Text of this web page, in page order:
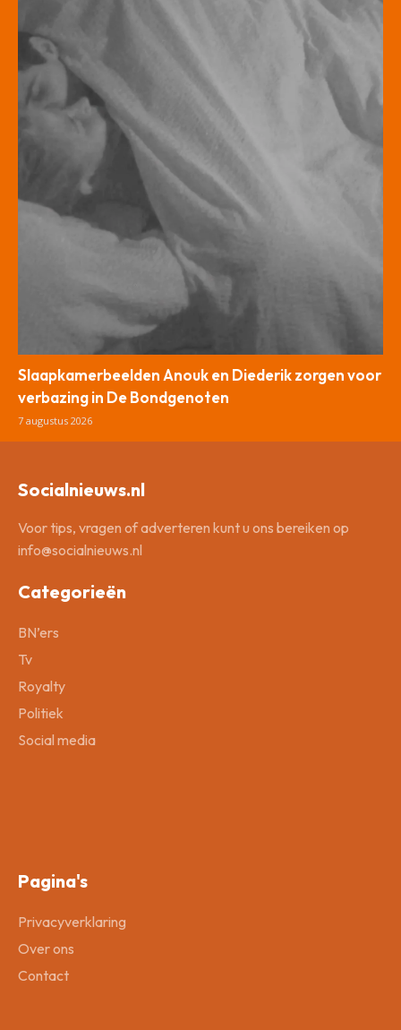
Slaapkamerbeelden Anouk en Diederik zorgen voor
verbazing in De Bondgenoten
7 augustus 2026
Socialnieuws.nl
Voor tips, vragen of adverteren kunt u ons bereiken op
info@socialnieuws.nl
Categorieën
BN’ers
Tv
Royalty
Politiek
Social media
Pagina's
Privacyverklaring
Over ons
Contact